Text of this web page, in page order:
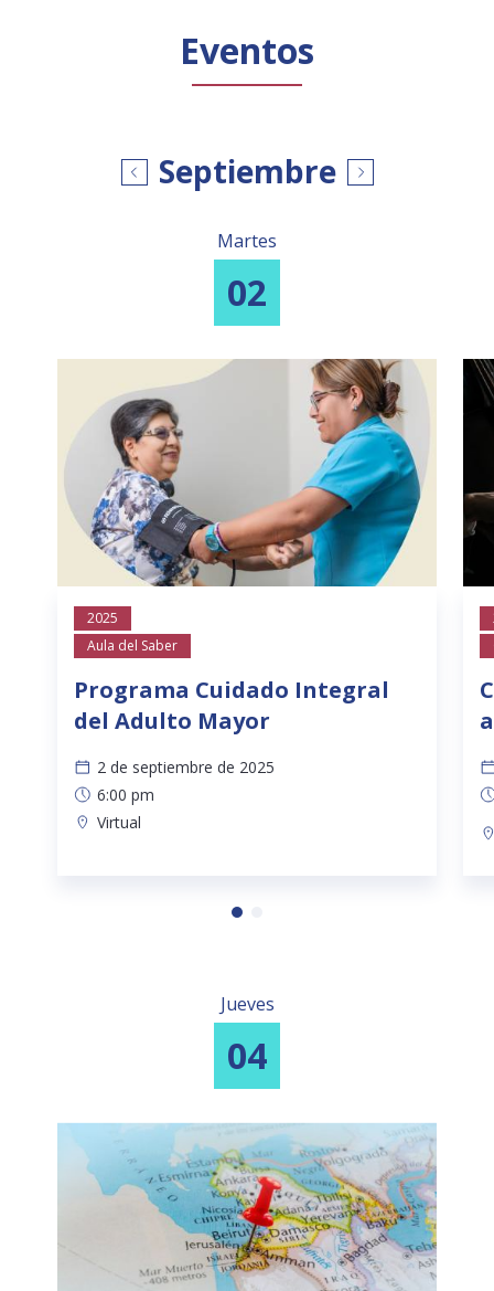
Eventos
Septiembre
Martes
02
2025
Aula del Saber
Programa Cuidado Integral
del Adulto Mayor
2 de septiembre de 2025
6:00 pm
Virtual
Jueves
04